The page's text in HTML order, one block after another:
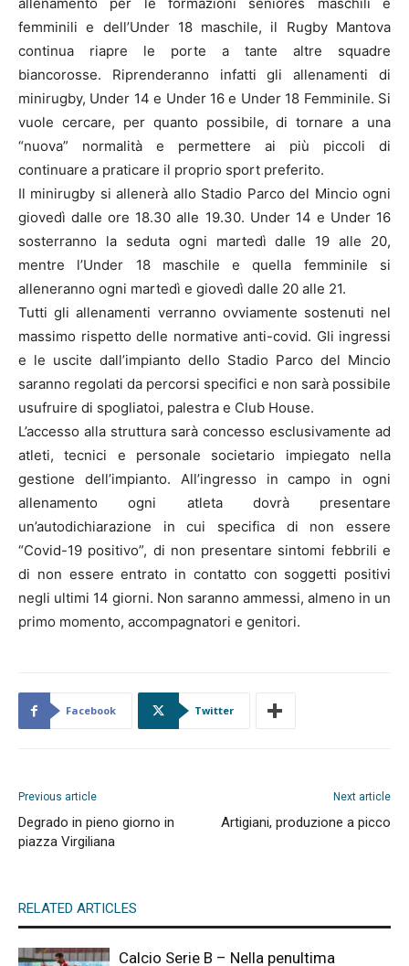
femminili e dell’Under 18 maschile, il Rugby Mantova
continua riapre le porte a tante altre squadre
biancorosse. Riprenderanno infatti gli allenamenti di
minirugby, Under 14 e Under 16 e Under 18 Femminile. Si
vuole cercare, per quanto possibile, di tornare a una
“nuova” normalità e permettere ai più piccoli di
continuare a praticare il proprio sport preferito.
Il minirugby si allenerà allo Stadio Parco del Mincio ogni
giovedì dalle ore 18.30 alle 19.30. Under 14 e Under 16
sosterranno la seduta ogni martedì dalle 19 alle 20,
mentre l’Under 18 maschile e quella femminile si
alleneranno ogni martedì e giovedì dalle 20 alle 21.
Tutti gli allenamenti verranno ovviamente sostenuti nel
massimo rispetto delle normative anti-covid. Gli ingressi
e le uscite dall’impianto dello Stadio Parco del Mincio
saranno regolati da percorsi specifici e non sarà possibile
usufruire di spogliatoi, palestra e Club House.
L’accesso alla struttura sarà concesso esclusivamente ad
atleti, tecnici e personale societario impiegato nella
gestione dell’impianto. All’ingresso in campo in ogni
allenamento ogni atleta dovrà presentare
un’autodichiarazione in cui specifica di non essere
“Covid-19 positivo”, di non presentare sintomi febbrili e
di non essere entrato in contatto con soggetti positivi
negli ultimi 14 giorni. Non saranno ammessi, almeno in un
primo momento, accompagnatori e genitori.
Facebook Twitter
Previous article
Degrado in pieno giorno in
piazza Virgiliana
Next article
Artigiani, produzione a picco
RELATED ARTICLES
Calcio Serie B – Nella penultima